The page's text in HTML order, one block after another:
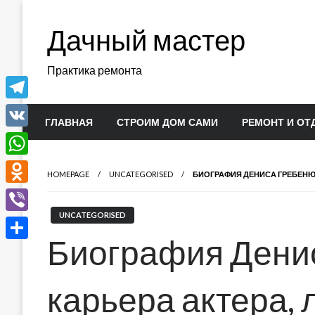
содержимомуДачный мастер
Практика ремонта
ГЛАВНАЯ СТРОИМ ДОМ САМИ РЕМОНТ И
HOMEPAGE UNCATEGORISED БИОГРАФИЯ ДЕНИСА
UNCATEGORISED
Биография
карьера актера,
Telegram
VK
WhatsApp
Odnoklassniki
Viber
Отправить